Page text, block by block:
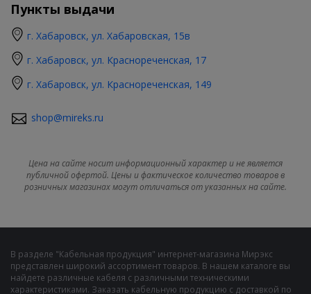
Пункты выдачи
г. Хабаровск, ул. Хабаровская, 15в
г. Хабаровск, ул. Краснореченская, 17
г. Хабаровск, ул. Краснореченская, 149
shop@mireks.ru
Цена на сайте носит информационный характер и не является
публичной офертой. Цены и фактическое количество товаров в
розничных магазинах могут отличаться от указанных на сайте.
В разделе "Кабельная продукция" интернет-магазина Мирэкс
представлен широкий ассортимент товаров. В нашем каталоге вы
найдете различные кабеля с различными техническими
характеристиками. Заказать кабельную продукцию с доставкой по